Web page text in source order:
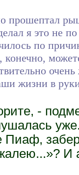
прошептал
я это не
по
жизни в
-
Пиаф,
И